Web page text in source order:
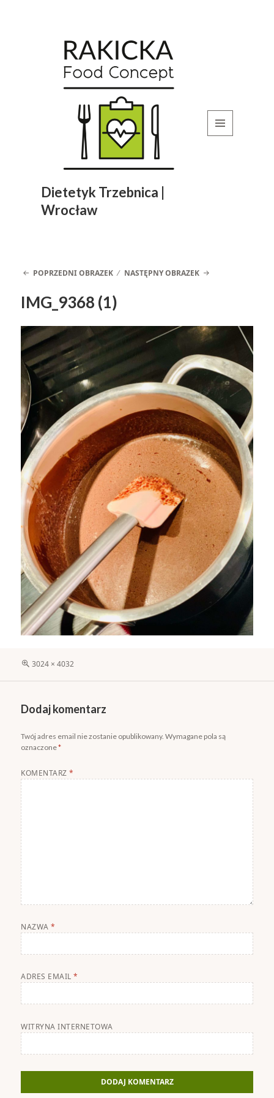
Dietetyk Trzebnica |
Wrocław
POPRZEDNI OBRAZEK NASTĘPNY OBRAZEK
IMG_9368 (1)
Pełny
3024 × 4032
Dodaj komentarz
Twój adres email nie zostanie opublikowany. Wymagane pola są
oznaczone*
KOMENTARZ*
NAZWA*
ADRES EMAIL*
WITRYNA INTERNETOWA